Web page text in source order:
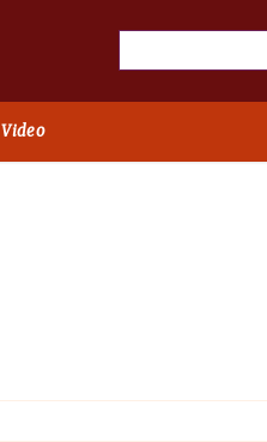
Video